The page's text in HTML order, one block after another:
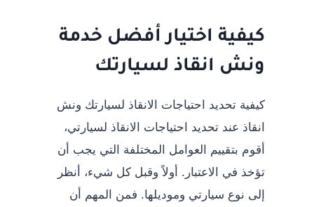
بنها
الحر
|
متحرك
السريع
24
ساعة
كيفية اختيار أفضل خدمة
ونش انقاذ لسيارتك
كيفية تحديد احتياجات الانقاذ لسيارتك ونش
انقاذ عند تحديد احتياجات الانقاذ لسيارتي،
أقوم بتقييم العوامل المختلفة التي يجب أن
تؤخذ في الاعتبار. أولاً وقبل كل شيء، أنظر
إلى نوع سيارتي وموديلها. فمن المهم أن